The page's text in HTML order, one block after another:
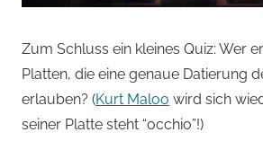
Zum Schluss ein kleines Quiz: Wer
Platten, die eine genaue Datierung
erlauben? (Kurt Maloo wird sich
seiner Platte steht “occhio”!)